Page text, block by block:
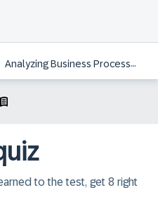
Analyzing Business Processes with SAP Signavio Solutions | JA
to the test, get 8 right